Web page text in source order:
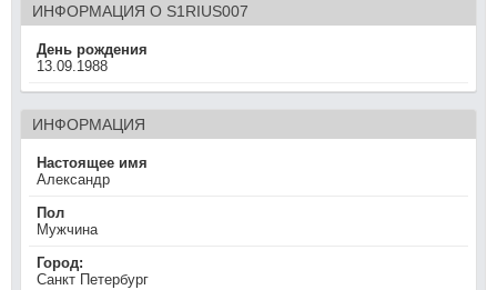
ИНФОРМАЦИЯ О S1RIUS007
День рождения
13.09.1988
ИНФОРМАЦИЯ
Настоящее имя
Александр
Пол
Мужчина
Город:
Санкт Петербург